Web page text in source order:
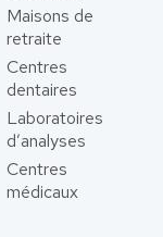
Maisons de
retraite
Centres
dentaires
Laboratoires
d’analyses
Centres
médicaux